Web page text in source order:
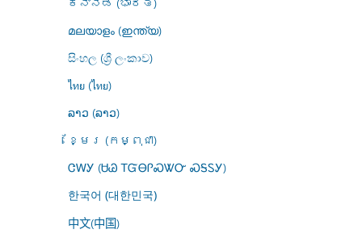
മലയാളം (ഇന്ത്യ)
සිංහල (ශ්‍රී ලංකාව)
ไทย (ไทย)
ລາວ (ລາວ)
ខ្មែរ (កម្ពុជា)
ᏣᎳᎩ (ᏌᏊ ᎢᏳᎾᎵᏍᏔᏅ ᏍᎦᏚᎩ)
한국어 (대한민국)
中文(中国)